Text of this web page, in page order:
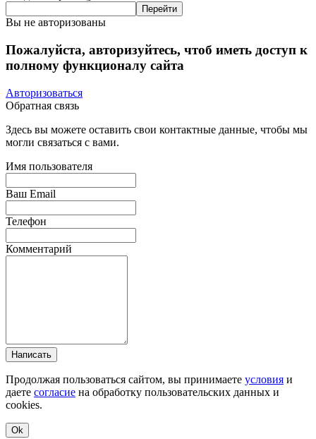
Вы не авторизованы
Пожалуйста, авторизуйтесь, чтоб иметь доступ к
полному функционалу сайта
Авторизоваться
Обратная связь
Здесь вы можете оставить свои контактные данные, чтобы мы
могли связаться с вами.
Имя пользователя
Ваш Email
Телефон
Комментарий
Написать
Продолжая пользоваться сайтом, вы принимаете условия и
даете согласие на обработку пользовательских данных и
cookies.
Ok